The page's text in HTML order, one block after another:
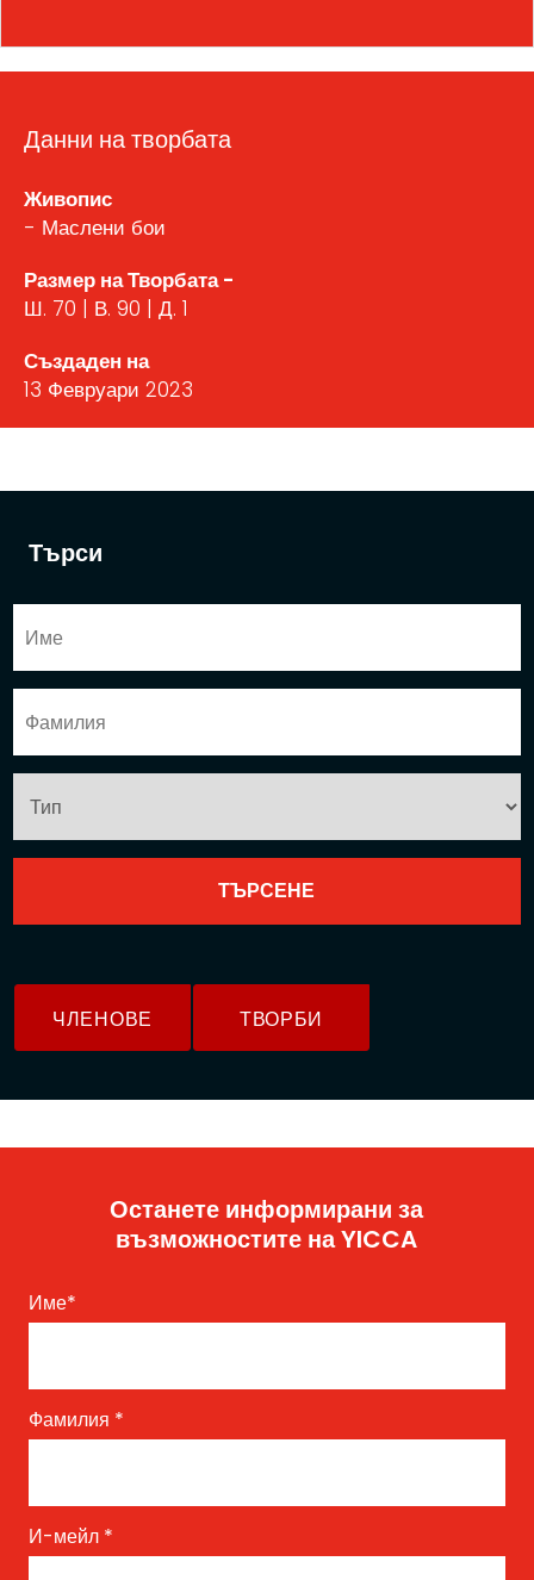
Търси
ЧЛЕНОВЕ ТВОРБИ
Данни на творбата
Живопис
- Маслени бои
Размер на Творбата -
Ш. 70 | В. 90 | Д. 1
Създаден на
13 Февруари 2023
Останете информирани за
възможностите на YICCA
Име*
Фамилия *
И-мейл *